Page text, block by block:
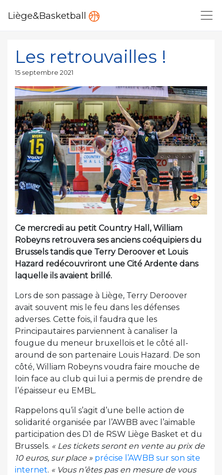
Liège&Basketball
Les retrouvailles !
Publié
15 septembre 2021
Ce mercredi au petit Country Hall, William
Robeyns retrouvera ses anciens coéquipiers du
Brussels tandis que Terry Deroover et Louis
Hazard redécouvriront une Cité Ardente dans
laquelle ils avaient brillé.
Lors de son passage à Liège, Terry Deroover
avait souvent mis le feu dans les défenses
adverses. Cette fois, il faudra que les
Principautaires parviennent à canaliser la
fougue du meneur bruxellois et le côté all-
around de son partenaire Louis Hazard. De son
côté, William Robeyns voudra faire mouche de
loin face au club qui lui a permis de prendre de
l’épaisseur eu EMBL.
Rappelons qu’il s’agit d’une belle action de
solidarité organisée par l’AWBB avec l’aimable
participation des D1 de RSW Liège Basket et du
Brussels. « Les tickets seront en vente au prix de
10 euros, sur place » précise l’AWBB sur son site
internet. « Vous n’êtes pas en mesure de vous